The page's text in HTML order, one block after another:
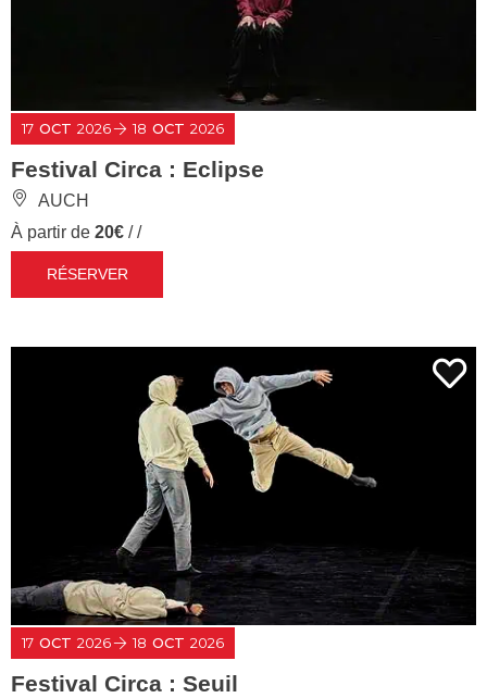
17 OCT 2026 18 OCT 2026
Festival Circa : Eclipse
AUCH
À partir de 20€ / /
RÉSERVER
17 OCT 2026 18 OCT 2026
Festival Circa : Seuil